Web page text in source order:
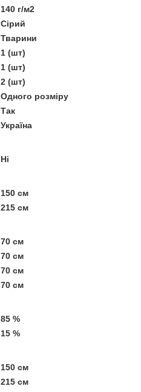
140 г/м2
Сірий
Тварини
1 (шт)
1 (шт)
2 (шт)
Одного розміру
Так
Україна
Ні
150 см
215 см
70 см
70 см
70 см
70 см
85 %
15 %
150 см
215 см